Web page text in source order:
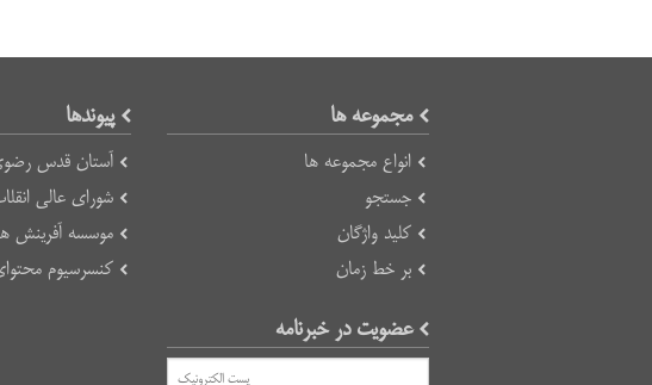
مجموعه ها
انواع مجموعه ها
جستجو
کلید واژگان
بر خط زمان
عضویت در خبرنامه
پیوند‌ها
آستان قدس
شورای عالی
موسسه آفرینش
کنسرسیوم